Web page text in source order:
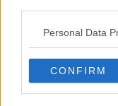
Personal Data
CONFIRM